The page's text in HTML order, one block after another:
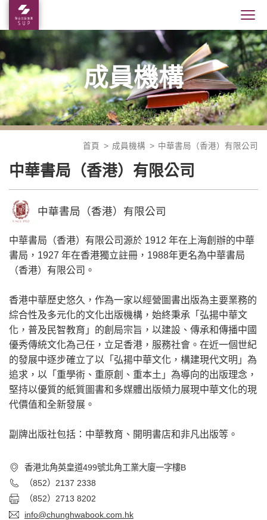
成員機構
首頁 成員機構 中華書局（香港）有限公司
中華書局（香港）有限公司
中華書局（香港）有限公司
中華書局（香港）有限公司源於 1912 年在上海創辦的中華
書局，1927 年在香港獨立註冊，1988年更名為中華書局
（香港）有限公司。
香港中華歷史悠久，作為一家以經營圖書出版為主要業務的
綜合性及多元化的文化出版機構，始終秉承「弘揚中華文
化，普及民智教育」的創局宗旨，以建設、傳承和傳播中國
優秀傳統文化為己任，立足香港，服務社會。在近一個世紀
的發展中逐步確立了以「弘揚中華文化，構建現代文明」為
追求，以「重學術、重原創、重本土」為導向的出版理念，
堅持以優質的紙質圖書和多媒體出版傾力展現中華文化的現
代價值和全新發展。
副牌出版社包括：中華教育、開明書店和非凡出版等。
香港北角英皇道499號北角工業大廈一字樓B
（852）2137 2338
（852）2713 8202
info@chunghwabook.com.hk